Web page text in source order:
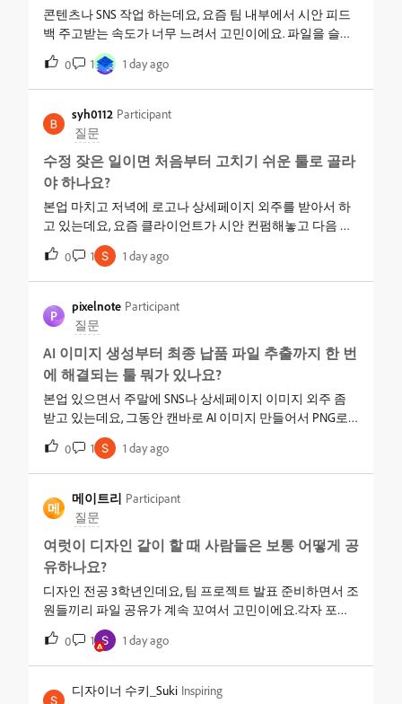
콘텐츠나 SNS 작업 하는데요, 요즘 팀 내부에서 시안 피드
백 주고받는 속도가 너무 느려서 고민이에요. 파일을 슬랙
으로 보내고 캡처에 화살표 그려서 댓글 달고, 수정본 다시
올리고... 이 과정을 매주 수십 건씩 반복하다 보니 버전 꼬
이는 일도 잦고요.최근엔 클라이언트가 실시간으로 같이
보면서 바로 수정 방향 잡고 싶다고 요청하기 시작했는데,
지금 방식으론 대응이 안 되는 것 같아요. 피드백 반영 빠르
게 하려고 사람들은 보통 어떤 툴 환경을 쓰나요? 실무에서
검증된 조합이 있을까요?
0 1 1 day ago
syh0112 Participant
질문
수정 잦은 일이면 처음부터 고치기 쉬운 툴로 골라
야 하나요?
본업 마치고 저녁에 로고나 상세페이지 외주를 받아서 하
고 있는데요, 요즘 클라이언트가 시안 컨펌해놓고 다음 날
다시 색이랑 톤을 바꿔달라고 하는 일이 잦아진 것 같아요.
예전에 배운 방식대로 병합해서 저장하다 보니 파일을 다
시 열면 레이어가 이미 다 뭉개져 있어서 처음부터 다시 그
려야 하는 상황이 반복되잖아요.부업이라 시간이 한정적
인데 세팅이 꼬이면 그만큼 손해고요. 이렇게 수정이 잦은
일이 계속되면, 처음부터 나중에 고치기 쉬운 구조로 작업
할 수 있는 툴로 아예 바꿔야 하는 걸까요?
0 1 1 day ago
P
pixelnote Participant
질문
AI 이미지 생성부터 최종 납품 파일 추출까지 한 번
에 해결되는 툴 뭐가 있나요?
본업 있으면서 주말에 SNS나 상세페이지 이미지 외주 좀
받고 있는데요, 그동안 캔바로 AI 이미지 만들어서 PNG로
넘기는 식으로 해왔거든요.근데 이번에 받은 건이 인쇄용
포스터라 클라이언트가 벡터 파일로 다시 달라는데, 캔바
에서는 그게 안 되더라고요. 본업이 있어서 새 툴 배울 시간
도 넉넉지 않은데, 무료 툴만 옮겨 다니다가 이런 식으로 막
히는 일이 반복되네요.혹시 상업적으로 저작권 문제없이
이미지 생성하고, 인쇄용 벡터 파일까지 한 번에 뽑을 수 있
는 툴 다른 분들은 뭐 쓰시나요?
0 1 1 day ago
메
메이트리 Participant
질문
여럿이 디자인 같이 할 때 사람들은 보통 어떻게 공
유하나요?
디자인 전공 3학년인데요, 팀 프로젝트 발표 준비하면서 조
원들끼리 파일 공유가 계속 꼬여서 고민이에요.각자 포토
샵으로 만든 파일을 카톡이나 구글 드라이브에 올리는데,
최종본이 뭔지 헷갈리고 나중에 열어보면 레이어가 다 뭉
개져서 다시 보내달라고 하는 일이 반복돼요. 조원 한 명이
"실무에서는 이렇게 안 할 걸"이라고 하더라구요.여럿이 디
0 1 1 day ago
디자이너 수키_Suki Inspiring